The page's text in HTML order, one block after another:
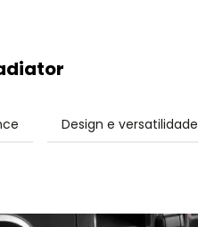
Design e versatilidade